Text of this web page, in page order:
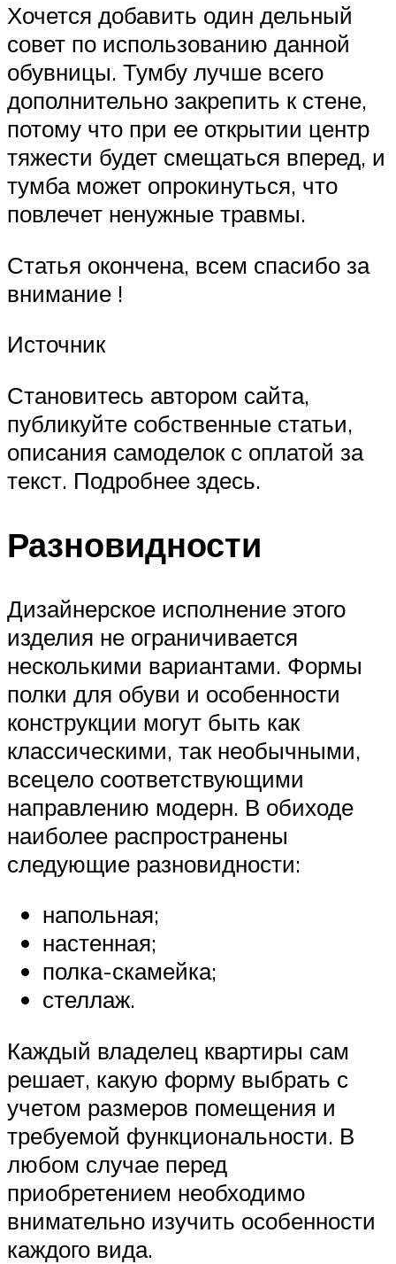
Хочется добавить один дельный
совет по использованию данной
обувницы. Тумбу лучше всего
дополнительно закрепить к стене,
потому что при ее открытии центр
тяжести будет смещаться вперед, и
тумба может опрокинуться, что
повлечет ненужные травмы.
Статья окончена, всем спасибо за
внимание !
Источник
Становитесь автором сайта,
публикуйте собственные статьи,
описания самоделок с оплатой за
текст. Подробнее здесь.
Разновидности
Дизайнерское исполнение этого
изделия не ограничивается
несколькими вариантами. Формы
полки для обуви и особенности
конструкции могут быть как
классическими, так необычными,
всецело соответствующими
направлению модерн. В обиходе
наиболее распространены
следующие разновидности:
напольная;
настенная;
полка-скамейка;
стеллаж.
Каждый владелец квартиры сам
решает, какую форму выбрать с
учетом размеров помещения и
требуемой функциональности. В
любом случае перед
приобретением необходимо
внимательно изучить особенности
каждого вида.